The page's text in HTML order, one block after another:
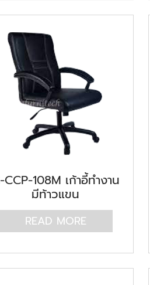
CCP-108M เก้าอี้ทำงาน
มีท้าวแขน
READ MORE